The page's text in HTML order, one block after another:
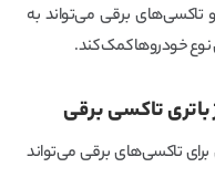
تاکسی‌های برقی می‌تواند به
نوع خودروها کمک کند.
تاکسی برقی
تاکسی‌های برقی می‌تواند